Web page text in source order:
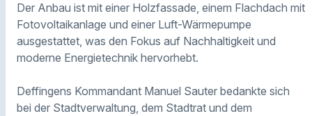
Der Anbau ist mit einer Holzfassade, einem Flachdach mit
Fotovoltaikanlage und einer Luft-Wärmepumpe
ausgestattet, was den Fokus auf Nachhaltigkeit und
moderne Energietechnik hervorhebt.
Deffingens Kommandant Manuel Sauter bedankte sich
bei der Stadtverwaltung, dem Stadtrat und dem